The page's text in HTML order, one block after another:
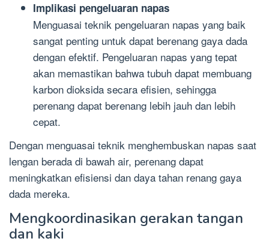
Implikasi pengeluaran napas
Menguasai teknik pengeluaran napas yang baik
sangat penting untuk dapat berenang gaya dada
dengan efektif. Pengeluaran napas yang tepat
akan memastikan bahwa tubuh dapat membuang
karbon dioksida secara efisien, sehingga
perenang dapat berenang lebih jauh dan lebih
cepat.
Dengan menguasai teknik menghembuskan napas saat
lengan berada di bawah air, perenang dapat
meningkatkan efisiensi dan daya tahan renang gaya
dada mereka.
Mengkoordinasikan gerakan tangan
dan kaki